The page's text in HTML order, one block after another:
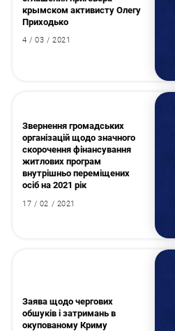
Искать:
крымском активисту Олегу
Приходько
4 / 03 / 2021
Звернення громадських
організацій щодо значного
скорочення фінансування
житлових програм
внутрішньо переміщених
осіб на 2021 рік
17 / 02 / 2021
Заява щодо чергових
обшуків і затримань в
окупованому Криму